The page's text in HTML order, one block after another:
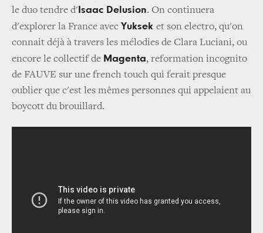
le duo tendre d' Isaac Delusion. On continuera
d'explorer la France avec Yuksek et son electro, qu'on
connait déjà à travers les mélodies de Clara Luciani, ou
encore le collectif de Magenta, reformation incognito
de FAUVE sur une french touch qui ferait presque
oublier que c'est les mêmes personnes qui appelaient au
boycott du brouillard.